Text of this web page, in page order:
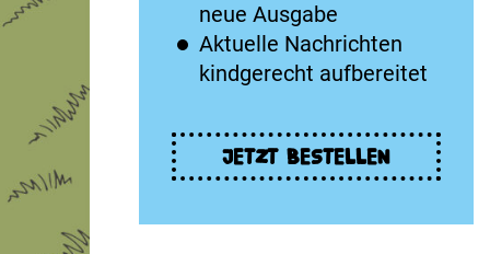
neue Ausgabe
Aktuelle Nachrichten
kindgerecht aufbereitet
JETZT BESTELLEN